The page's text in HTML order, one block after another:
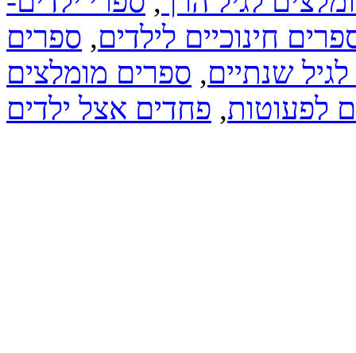
חינוכיים לילדים, ספרים
שנתיים, ספרים מומלצים
לפעוטות, פחדים אצל ילדים